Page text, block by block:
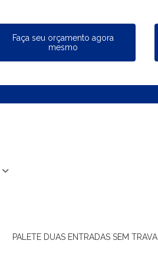
Faça seu orçamento agora
mesmo
PALETE DUAS ENTRADAS SEM TRAVA